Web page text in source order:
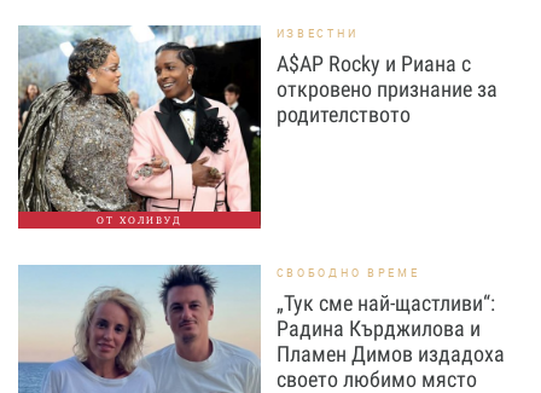
ОТ ХОЛИВУД
ИЗВЕСТНИ
A$AP Rocky и Риана с
откровено признание за
родителството
СВОБОДНО ВРЕМЕ
„Тук сме най-щастливи“:
Радина Кърджилова и
Пламен Димов издадоха
своето любимо място